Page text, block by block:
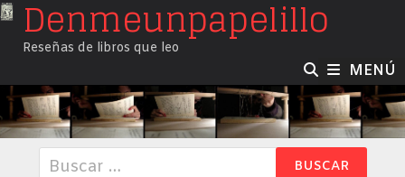
SaltarDenmeunpapelillo
Reseñas de libros que leo
MENÚ
Buscar: